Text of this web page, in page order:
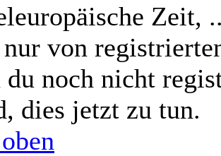
Zeit,
von
du noch nicht
dies jetzt zu tun.